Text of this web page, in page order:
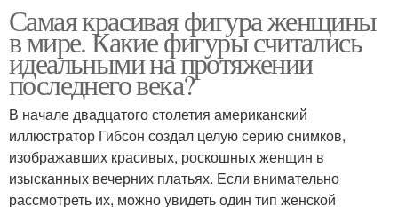
Самая красивая фигура женщины
в мире. Какие фигуры считались
идеальными на протяжении
последнего века?
В начале двадцатого столетия американский
иллюстратор Гибсон создал целую серию снимков,
изображавших красивых, роскошных женщин в
изысканных вечерних платьях. Если внимательно
рассмотреть их, можно увидеть один тип женской